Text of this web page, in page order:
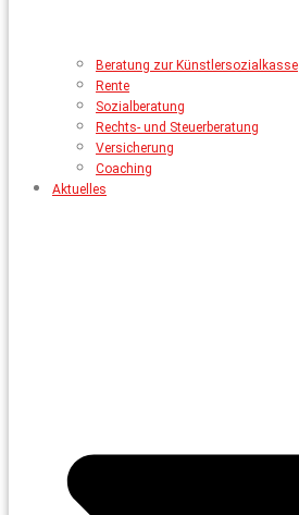
Beratung zur Künstlersozialkasse
Rente
Sozialberatung
Rechts- und Steuerberatung
Versicherung
Coaching
Aktuelles